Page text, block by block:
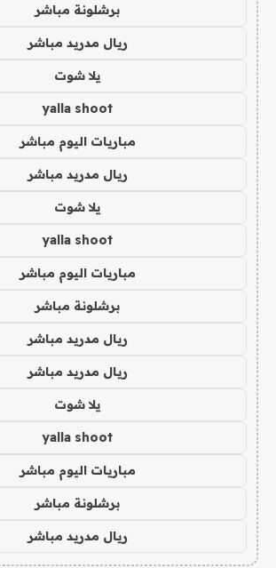
برشلونة مباشر
ريال مدريد مباشر
يلا شوت
yalla shoot
مباريات اليوم مباشر
ريال مدريد مباشر
يلا شوت
yalla shoot
مباريات اليوم مباشر
برشلونة مباشر
ريال مدريد مباشر
ريال مدريد مباشر
يلا شوت
yalla shoot
مباريات اليوم مباشر
برشلونة مباشر
ريال مدريد مباشر